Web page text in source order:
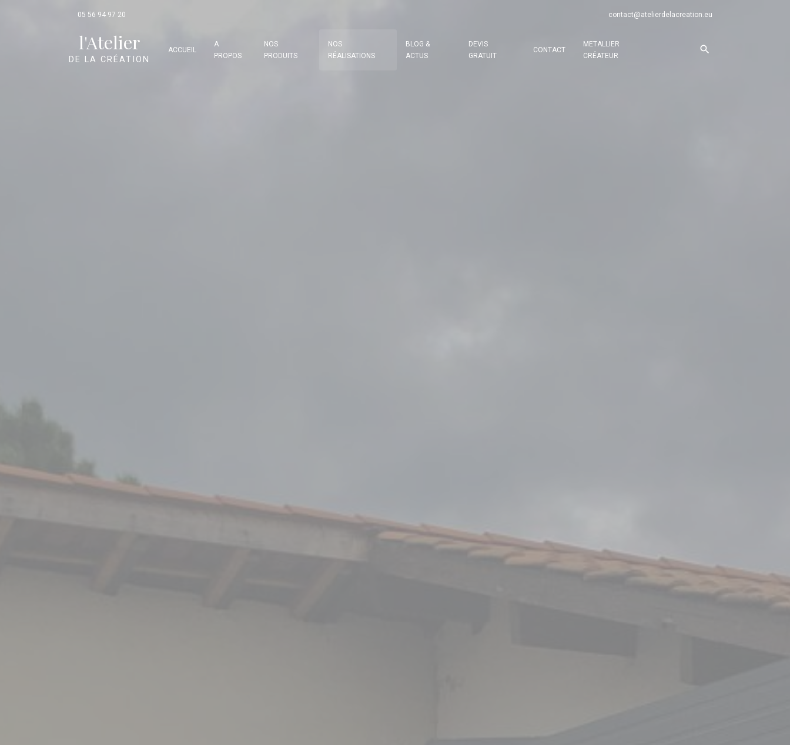
05 56 94 97 20 contact@atelierdelacreation.eu
l'Atelier
DE LA CRÉATION
ACCUEIL
A
PROPOS
NOS
PRODUITS
NOS
RÉALISATIONS
BLOG &
ACTUS
DEVIS
GRATUIT
CONTACT
METALLIER
CRÉATEUR